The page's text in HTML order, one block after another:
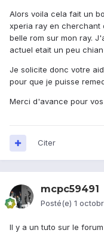
Alors voila cela fait un
xperia ray en cherchant
belle rom sur mon ray.
actuel etait un peu
Je solicite donc votre
pour que je puisse
Merci d'avance pour vos
Citer
mcpc59491
Posté(e) 1
Il y a un tuto sur le